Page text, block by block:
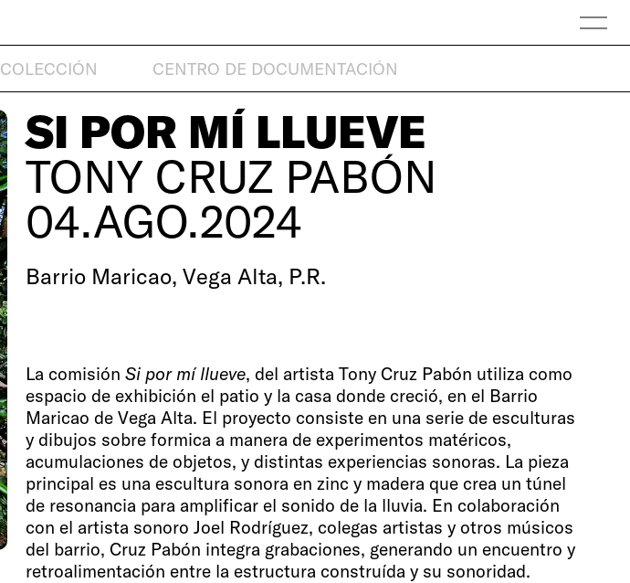
COLECCIÓN CENTRO DE DOCUMENTACIÓN
SI POR MÍ LLUEVE
TONY CRUZ PABÓN
04.AGO.2024
Barrio Maricao, Vega Alta, P.R.
La comisión Si por mí llueve, del artista Tony Cruz Pabón utiliza como
espacio de exhibición el patio y la casa donde creció, en el Barrio
Maricao de Vega Alta. El proyecto consiste en una serie de esculturas
y dibujos sobre formica a manera de experimentos matéricos,
acumulaciones de objetos, y distintas experiencias sonoras. La pieza
principal es una escultura sonora en zinc y madera que crea un túnel
de resonancia para amplificar el sonido de la lluvia. En colaboración
con el artista sonoro Joel Rodríguez, colegas artistas y otros músicos
del barrio, Cruz Pabón integra grabaciones, generando un encuentro y
retroalimentación entre la estructura construída y su sonoridad.